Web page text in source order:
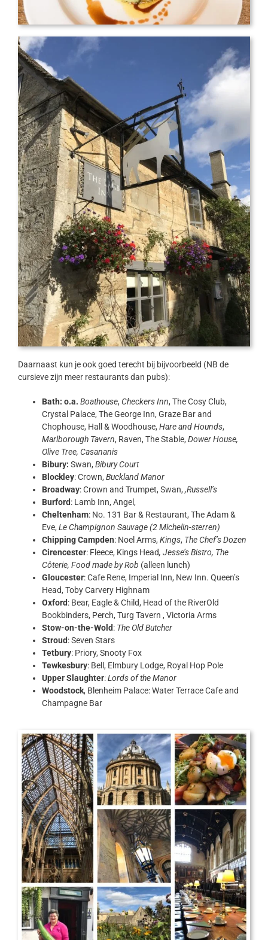
Daarnaast kun je ook goed terecht bij bijvoorbeeld (NB de
cursieve zijn meer restaurants dan pubs):
Bath: o.a. Boathouse, Checkers Inn, The Cosy Club,
Crystal Palace, The George Inn, Graze Bar and
Chophouse, Hall & Woodhouse, Hare and Hounds,
Marlborough Tavern, Raven, The Stable, Dower House,
Olive Tree, Casananis
Bibury: Swan, Bibury Court
Blockley: Crown, Buckland Manor
Broadway: Crown and Trumpet, Swan, ,Russell’s
Burford: Lamb Inn, Angel,
Cheltenham: No. 131 Bar & Restaurant, The Adam &
Eve, Le Champignon Sauvage (2 Michelin-sterren)
Chipping Campden: Noel Arms, Kings, The Chef’s Dozen
Cirencester: Fleece, Kings Head, Jesse’s Bistro, The
Côterie, Food made by Rob (alleen lunch)
Gloucester: Cafe Rene, Imperial Inn, New Inn. Queen’s
Head, Toby Carvery Highnam
Oxford: Bear, Eagle & Child, Head of the RiverOld
Bookbinders, Perch, Turg Tavern , Victoria Arms
Stow-on-the-Wold: The Old Butcher
Stroud: Seven Stars
Tetbury: Priory, Snooty Fox
Tewkesbury: Bell, Elmbury Lodge, Royal Hop Pole
Upper Slaughter:Lords of the Manor
Woodstock, Blenheim Palace: Water Terrace Cafe and
Champagne Bar